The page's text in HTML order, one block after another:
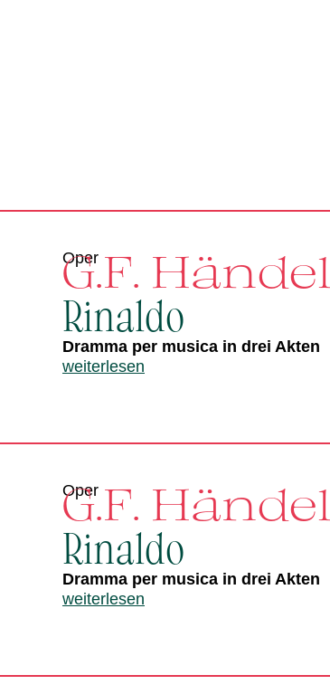
Oper
G.F. Händel
Rinaldo
Dramma per musica in drei Akten
weiterlesen
Oper
G.F. Händel
Rinaldo
Dramma per musica in drei Akten
weiterlesen